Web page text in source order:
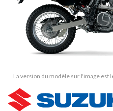
La version du modèle sur l'image est